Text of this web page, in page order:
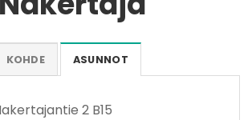
KOHDE ASUNNOT
2 B15